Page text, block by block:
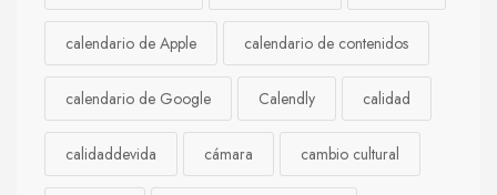
calendario de Apple calendario de contenidos
calendario de Google Calendly calidad
calidaddevida cámara cambio cultural